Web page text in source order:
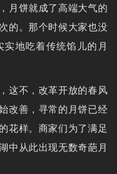
月饼就成了高端大气的
的。那个时候大家也没
地吃着传统馅儿的月
这不，改革开放的春风
改善，寻常的月饼已经
花样。商家们为了满足
中从此出现无数奇葩月